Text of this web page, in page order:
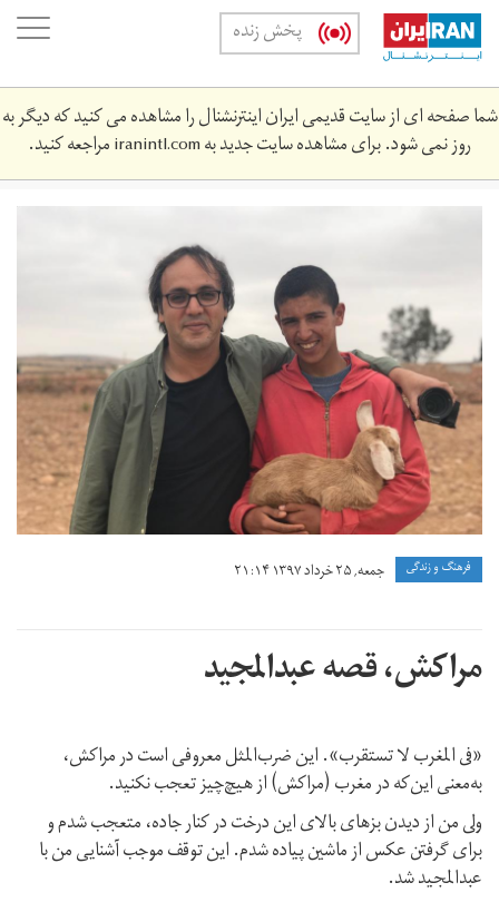
Toggle پخش زنده
صفحه ای از سایت قدیمی ایران اینترنشنال را مشاهده می کنید که دیگر به
روز نمی شود. برای مشاهده سایت جدید بهiranintl.comمراجعه کنید.
img_7472.jpg
فرهنگ و زندگی جمعه, ۲۵ خرداد ۱۳۹۷ ۲۱:۱۴
مراكش، قصه عبدالمجيد
«فى المغرب لا تستقرب». اين ضرب‌المثل معروفی است در مراكش،
به‌معنی این‌که در مغرب (مراكش) از هيچ‌چيز تعجب نكنيد.
ولى من از ديدن بزهاى بالاى اين درخت در كنار جاده، متعجب شدم و
براى گرفتن عكس از ماشين پياده شدم. اين توقف موجب آشنايى من با
عبدالمجيد شد.